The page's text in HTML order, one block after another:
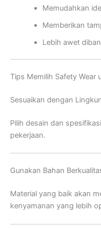
Memudahkan
Memberikan
Lebih awet
Tips Memilih Safety Wear
Sesuaikan dengan
Pilih desain dan
pekerjaan.
Gunakan Bahan
Material yang baik akan
kenyamanan yang lebih